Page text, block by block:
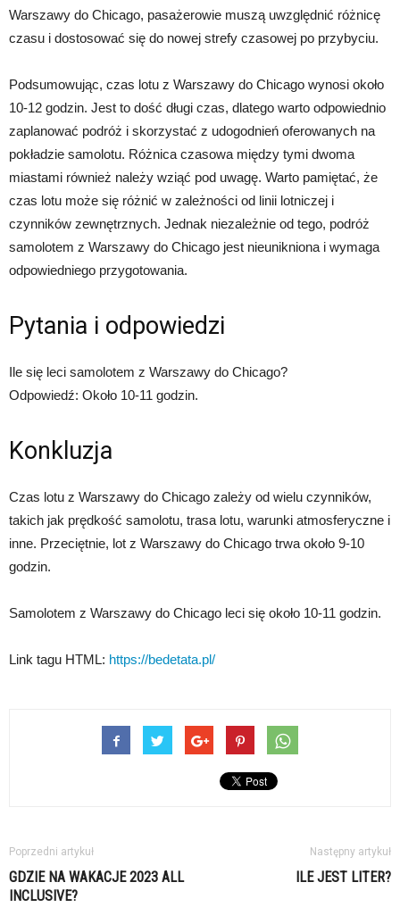
Warszawy do Chicago, pasażerowie muszą uwzględnić różnicę
czasu i dostosować się do nowej strefy czasowej po przybyciu.
Podsumowując, czas lotu z Warszawy do Chicago wynosi około
10-12 godzin. Jest to dość długi czas, dlatego warto odpowiednio
zaplanować podróż i skorzystać z udogodnień oferowanych na
pokładzie samolotu. Różnica czasowa między tymi dwoma
miastami również należy wziąć pod uwagę. Warto pamiętać, że
czas lotu może się różnić w zależności od linii lotniczej i
czynników zewnętrznych. Jednak niezależnie od tego, podróż
samolotem z Warszawy do Chicago jest nieunikniona i wymaga
odpowiedniego przygotowania.
Pytania i odpowiedzi
Ile się leci samolotem z Warszawy do Chicago?
Odpowiedź: Około 10-11 godzin.
Konkluzja
Czas lotu z Warszawy do Chicago zależy od wielu czynników,
takich jak prędkość samolotu, trasa lotu, warunki atmosferyczne i
inne. Przeciętnie, lot z Warszawy do Chicago trwa około 9-10
godzin.
Samolotem z Warszawy do Chicago leci się około 10-11 godzin.
Link tagu HTML: https://bedetata.pl/
Poprzedni artykuł
GDZIE NA WAKACJE 2023 ALL
INCLUSIVE?
Następny artykuł
ILE JEST LITER?